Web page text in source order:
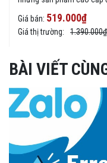
đến 20.000mAh cho bạn
pin - Dung lượng:
ra: Chuẩn USB 2.0 5V/2A,
Giá bán: 519.000₫
Giá thị trường: 1.390.000₫
BÀI VIẾT